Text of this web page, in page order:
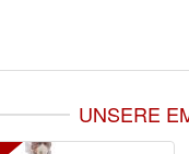
UNSERE